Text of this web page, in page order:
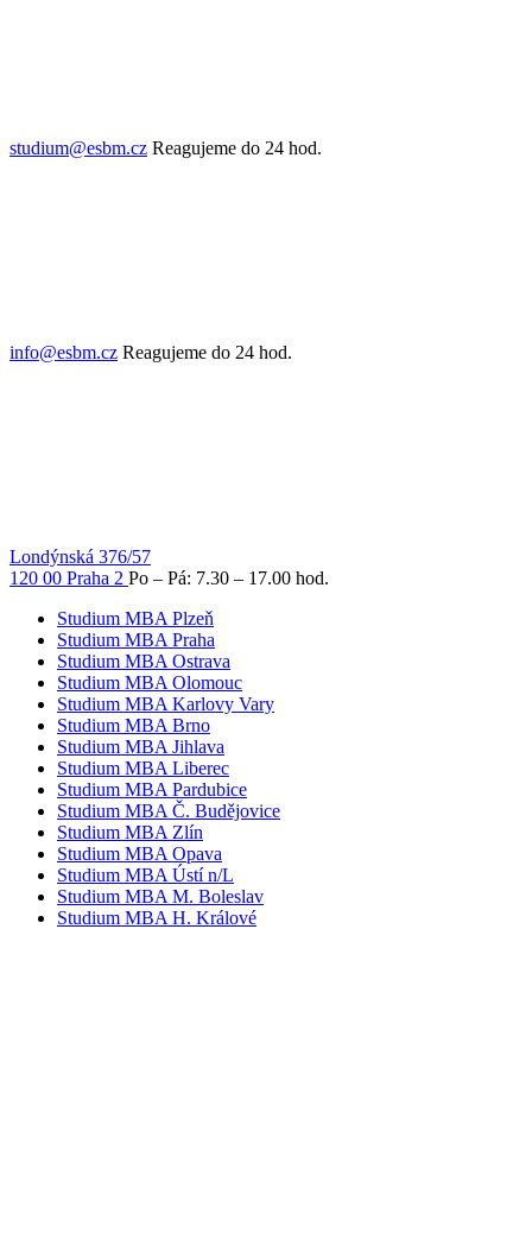
studium@esbm.cz Reagujeme do 24 hod.
info@esbm.cz Reagujeme do 24 hod.
Londýnská 376/57
120 00 Praha 2 Po – Pá: 7.30 – 17.00 hod.
Studium MBA Plzeň
Studium MBA Praha
Studium MBA Ostrava
Studium MBA Olomouc
Studium MBA Karlovy Vary
Studium MBA Brno
Studium MBA Jihlava
Studium MBA Liberec
Studium MBA Pardubice
Studium MBA Č. Budějovice
Studium MBA Zlín
Studium MBA Opava
Studium MBA Ústí n/L
Studium MBA M. Boleslav
Studium MBA H. Králové